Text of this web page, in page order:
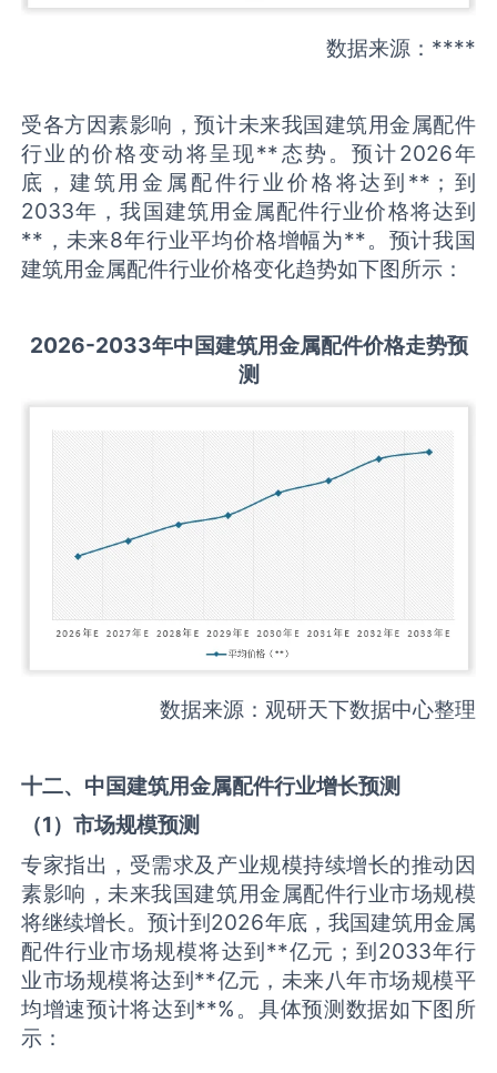
数据来源：****
受各方因素影响，预计未来我国建筑用金属配件
行业的价格变动将呈现**态势。预计2026年
底，建筑用金属配件行业价格将达到**；到
2033年，我国建筑用金属配件行业价格将达到
**，未来8年行业平均价格增幅为**。预计我国
建筑用金属配件行业价格变化趋势如下图所示：
2026-2033年中国建筑用金属配件价格走势预
测
数据来源：观研天下数据中心整理
十二、中国建筑用金属配件行业增长预测
（1）市场规模预测
专家指出，受需求及产业规模持续增长的推动因
素影响，未来我国建筑用金属配件行业市场规模
将继续增长。预计到2026年底，我国建筑用金属
配件行业市场规模将达到**亿元；到2033年行
业市场规模将达到**亿元，未来八年市场规模平
均增速预计将达到**%。具体预测数据如下图所
示：